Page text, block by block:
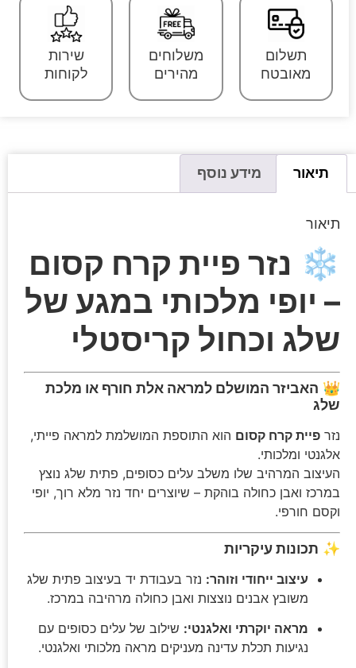
תשלום
מאובטח
משלוחים
מהירים
שירות
לקוחות
תיאור מידע נוסף
תיאור
❄️ נזר פיית קרח קסום
– יופי מלכותי במגע של
שלג וכחול קריסטלי
👑 האביזר המושלם למראה אלת חורף או מלכת
שלג
נזר פיית קרח קסום הוא התוספת המושלמת למראה פייתי,
אלגנטי ומלכותי.
העיצוב המרהיב שלו משלב עלים כסופים, פתית שלג נוצץ
במרכז ואבן כחולה בוהקת – שיוצרים יחד נזר מלא רוך, יופי
וקסם חורפי.
✨ תכונות עיקריות
עיצוב ייחודי וזוהר: נזר בעבודת יד בעיצוב פתית שלג
משובץ אבנים נוצצות ואבן כחולה מרהיבה במרכז.
מראה יוקרתי ואלגנטי: שילוב של עלים כסופים עם
נגיעות תכלת עדינה מעניקים מראה מלכותי ואלגנטי.